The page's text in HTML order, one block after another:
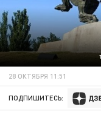
28 ОКТЯБРЯ 11:51
ПОДПИШИТЕСЬ: